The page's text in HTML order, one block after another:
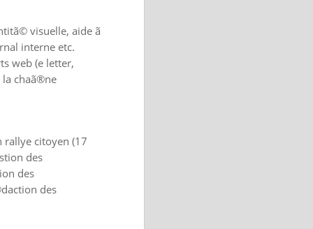
visuelle, aide ã
interne etc.
web (e letter,
la chaã®ne
citoyen (17
des
des
des